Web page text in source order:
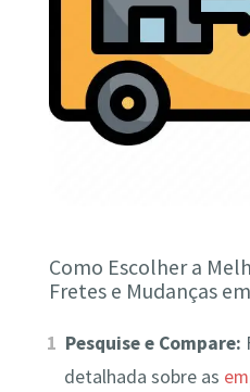
Como Escolher a
Fretes e Mudanças
Pesquise e Compare:
detalhada sobre as